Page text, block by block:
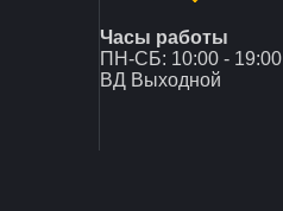
Часы работы
ПН-СБ: 10:00 - 19:00
ВД Выходной